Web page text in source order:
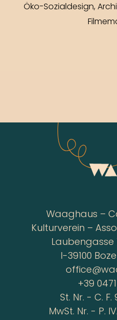
Öko-Sozialdesign,
Waaghaus –
Kulturverein –
Laubengasse
I-39100
+39
St. Nr. - C. F.
MwSt. Nr. - P.